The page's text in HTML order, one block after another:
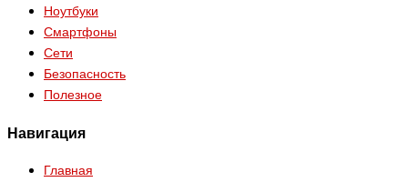
Ноутбуки
Смартфоны
Сети
Безопасность
Полезное
Навигация
Главная